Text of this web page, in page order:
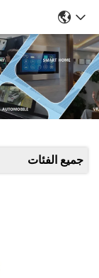
جميع الفئات